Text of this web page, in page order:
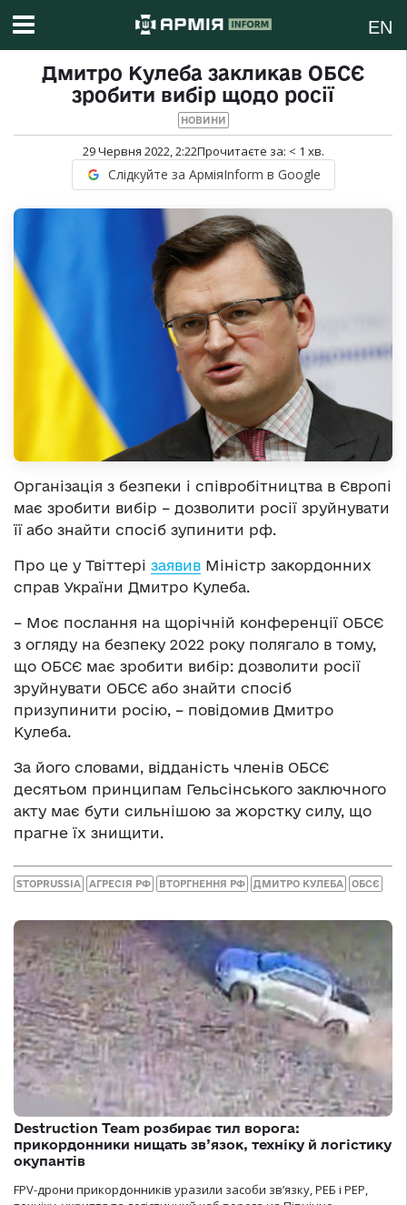
EN
Дмитро Кулеба закликав ОБСЄ
зробити вибір щодо росії
НОВИНИ
29 Червня 2022, 2:22Прочитаєте за: < 1 хв.
Слідкуйте за АрміяInform в Google
Організація з безпеки і співробітництва в Європі
має зробити вибір – дозволити росії зруйнувати
її або знайти спосіб зупинити рф.
Про це у Твіттері заявив Міністр закордонних
справ України Дмитро Кулеба.
– Моє послання на щорічній конференції ОБСЄ
з огляду на безпеку 2022 року полягало в тому,
що ОБСЄ має зробити вибір: дозволити росії
зруйнувати ОБСЄ або знайти спосіб
призупинити росію, – повідомив Дмитро
Кулеба.
За його словами, відданість членів ОБСЄ
десятьом принципам Гельсінського заключного
акту має бути сильнішою за жорстку силу, що
прагне їх знищити.
STOPRUSSIA АГРЕСІЯ РФ ВТОРГНЕННЯ РФ ДМИТРО КУЛЕБА ОБСЄ
Destruction Team розбирає тил ворога:
прикордонники нищать зв’язок, техніку й логістику
окупантів
FPV-дрони прикордонників уразили засоби зв’язку, РЕБ і РЕР,